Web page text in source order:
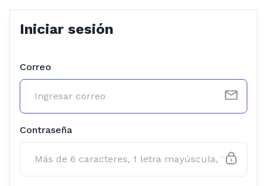
Iniciar sesión
Correo
Contraseña